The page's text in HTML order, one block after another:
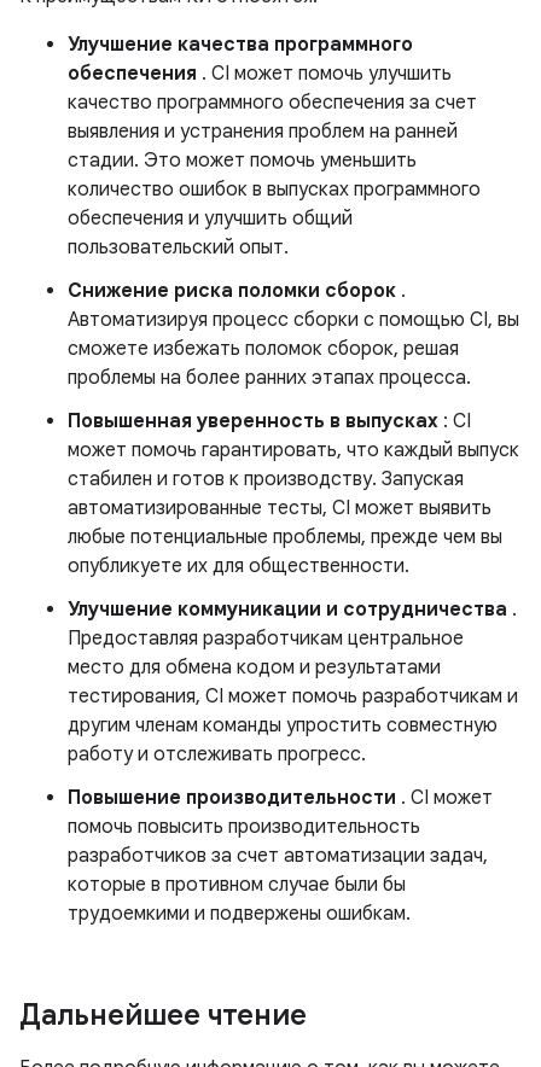
Улучшение качества программного
обеспечения . CI может помочь улучшить
качество программного обеспечения за счет
выявления и устранения проблем на ранней
стадии. Это может помочь уменьшить
количество ошибок в выпусках программного
обеспечения и улучшить общий
пользовательский опыт.
Снижение риска поломки сборок .
Автоматизируя процесс сборки с помощью CI, вы
сможете избежать поломок сборок, решая
проблемы на более ранних этапах процесса.
Повышенная уверенность в выпусках : CI
может помочь гарантировать, что каждый выпуск
стабилен и готов к производству. Запуская
автоматизированные тесты, CI может выявить
любые потенциальные проблемы, прежде чем вы
опубликуете их для общественности.
Улучшение коммуникации и сотрудничества .
Предоставляя разработчикам центральное
место для обмена кодом и результатами
тестирования, CI может помочь разработчикам и
другим членам команды упростить совместную
работу и отслеживать прогресс.
Повышение производительности . CI может
помочь повысить производительность
разработчиков за счет автоматизации задач,
которые в противном случае были бы
трудоемкими и подвержены ошибкам.
Дальнейшее чтение